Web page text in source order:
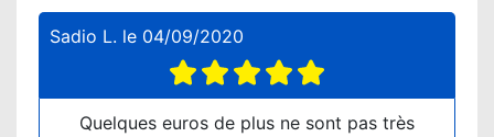
Sadio L. le 04/09/2020
Quelques euros de plus ne sont pas très